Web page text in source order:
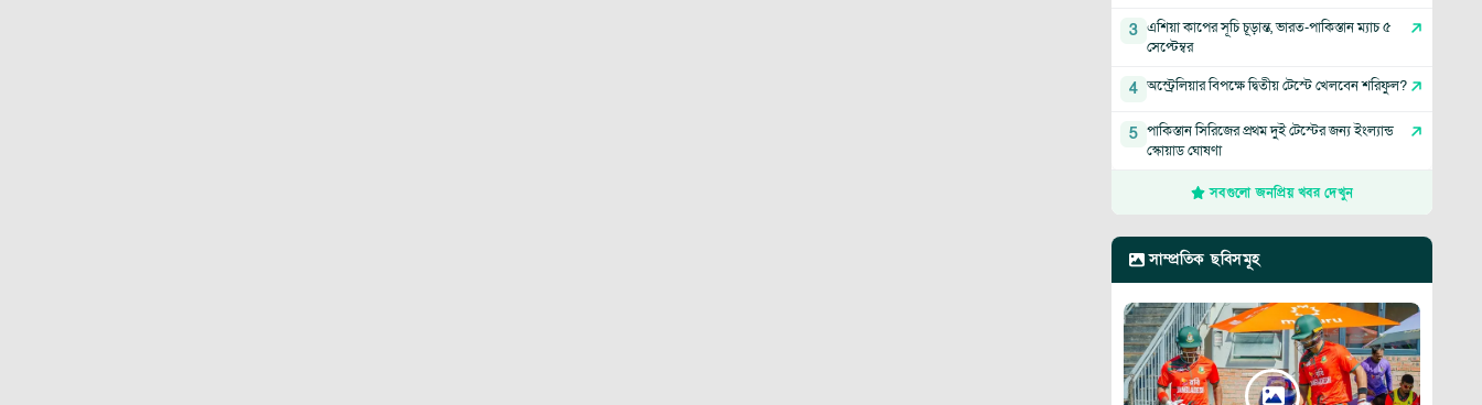
3 এশিয়া কাপের সূচি চূড়ান্ত, ভারত-পাকিস্তান ম্যাচ ৫
সেপ্টেম্বর
4 অস্ট্রেলিয়ার বিপক্ষে দ্বিতীয় টেস্টে খেলবেন শরিফুল?
5 পাকিস্তান সিরিজের প্রথম দুই টেস্টের জন্য ইংল্যান্ড
স্কোয়াড ঘোষণা
সবগুলো জনপ্রিয় খবর দেখুন
সাম্প্রতিক ছবিসমূহ